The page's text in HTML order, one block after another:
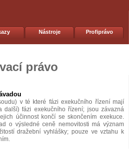
Nástroje Profiprávo
právo
v té které fázi exekučního řízení mají
fázi exekučního řízení; jsou závazná
účinnost končí se skončením exekuce.
o výsledné ceně nemovitosti má význam
dražební vyhlášky; pouze ve vztahu k